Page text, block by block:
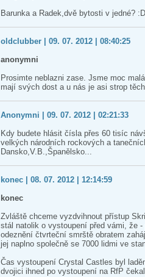
Barunka a Radek,dvě bytosti v jedné? :D
oldclubber | 09. 07. 2012 | 08:40:25
anonymni
Prosimte neblazni zase. Jsme moc
mají svých dost a u nás je asi strop
Anonymni | 09. 07. 2012 | 02:21:33
Kdy budete hlásit čísla přes 60 tisíc
velkých národních rockových a
Dansko,V.B.,Španělsko...
konec | 08. 07. 2012 | 12:14:59
konec
Zvláště chceme vyzdvihnout přístup
stál natolik o vystoupení před vámi, že
odeznění čtvrteční smrště obratem
jej naplno společně se 7000 lidmi ve
Čas vystoupení Crystal Castles byl
dvojici ihned po vystoupení na RfP